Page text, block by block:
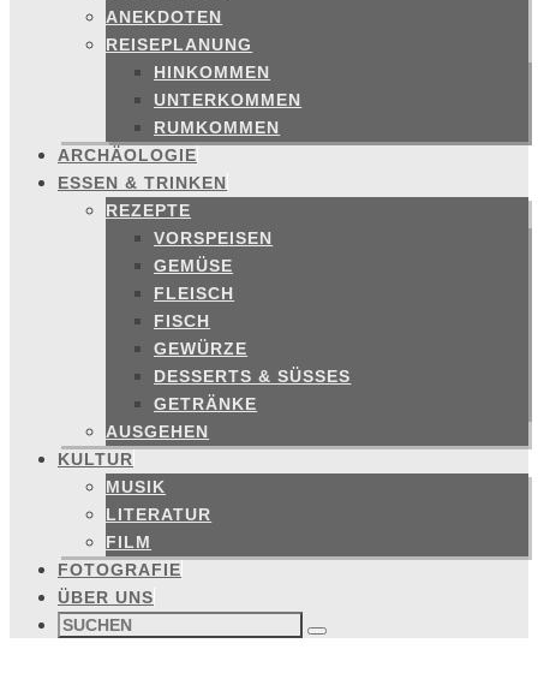
ANEKDOTEN
REISEPLANUNG
HINKOMMEN
UNTERKOMMEN
RUMKOMMEN
ARCHÄOLOGIE
ESSEN & TRINKEN
REZEPTE
VORSPEISEN
GEMÜSE
FLEISCH
FISCH
GEWÜRZE
DESSERTS & SÜSSES
GETRÄNKE
AUSGEHEN
KULTUR
MUSIK
LITERATUR
FILM
FOTOGRAFIE
ÜBER UNS
Suchen
nach: Suchen